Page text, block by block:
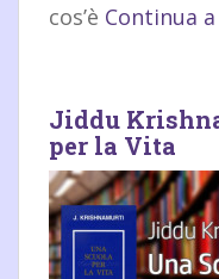
cos’è Continua
Jiddu
per la Vita